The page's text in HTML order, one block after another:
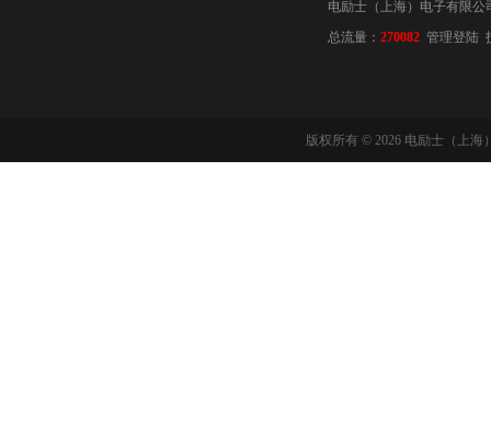
电励士（上海）电子有限公
总流量： 270082 管理登陆
版权所有 © 2026 电励士（上